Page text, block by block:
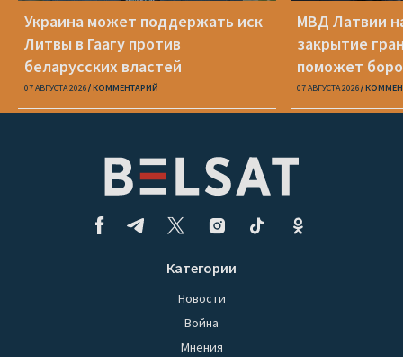
Украина может поддержать иск
Литвы в Гаагу против
беларусских властей
07 АВГУСТА 2026 КОММЕНТАРИЙ
МВД Латвии
закрытие
поможет
07 АВГУСТА 2026
Категории
Новости
Война
Мнения